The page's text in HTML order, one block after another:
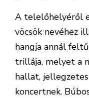
A telelőhelyéről
vöcsök nevéhez
hangja annál
trillája, melyet a
hallat,
koncertnek.